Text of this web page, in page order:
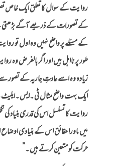
روایت کے سوال کا تعلق ایک خاص
کے تصورات کے ذریعے آگے بڑھتی
کے مسئلے پر واضح نہیں وہ اول تو
طور پر نااہل ہیں اور اگر بالفر ض وہ
زیادہ وہ اسے عادتِ جاریہ کے تصور
ایک بہت واضح مثال ٹی ۔ایس
روایت کا تسلسل اس کی قدری بنیاد کی
میں ماورا حقائق اس کے بنیادی
حرکت کو متعین کرتے ہیں ۔”